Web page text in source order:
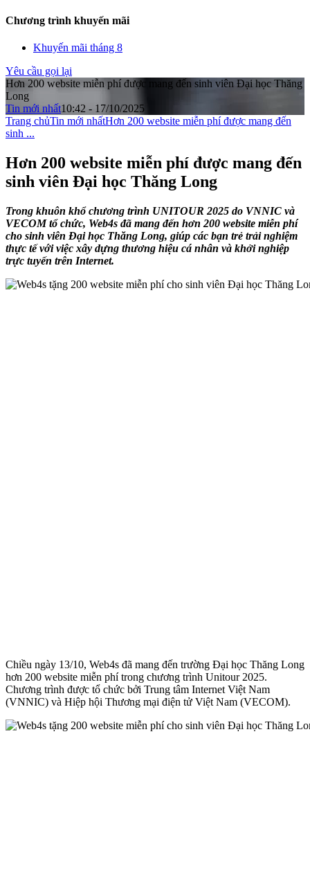
Chương trình khuyến mãi
Khuyến mãi tháng 8
Yêu cầu gọi lại
Hơn 200 website miễn phí được mang đến sinh viên Đại học Thăng
Long
Tin mới nhất10:42 - 17/10/2025
Trang chủTin mới nhấtHơn 200 website miễn phí được mang đến
sinh ...
Hơn 200 website miễn phí được mang đến
sinh viên Đại học Thăng Long
Trong khuôn khổ chương trình UNITOUR 2025 do VNNIC và
VECOM tổ chức, Web4s đã mang đến hơn 200 website miễn phí
cho sinh viên Đại học Thăng Long, giúp các bạn trẻ trải nghiệm
thực tế với việc xây dựng thương hiệu cá nhân và khởi nghiệp
trực tuyến trên Internet.
Chiều ngày 13/10, Web4s đã mang đến trường Đại học Thăng Long
hơn 200 website miễn phí trong chương trình Unitour 2025.
Chương trình được tổ chức bởi Trung tâm Internet Việt Nam
(VNNIC) và Hiệp hội Thương mại điện tử Việt Nam (VECOM).